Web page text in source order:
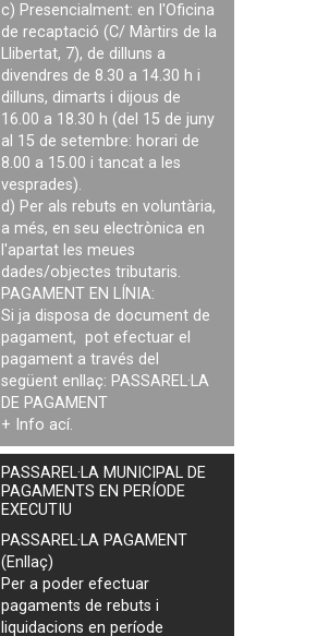
c) Presencialment: en l'Oficina
de recaptació (C/ Màrtirs de la
Llibertat, 7), de dilluns a
divendres de 8.30 a 14.30 h i
dilluns, dimarts i dijous de
16.00 a 18.30 h (del 15 de juny
al 15 de setembre: horari de
8.00 a 15.00 i tancat a les
vesprades).
d) Per als rebuts en voluntària,
a més, en seu electrònica en
l'apartat les meues
dades/objectes tributaris.
PAGAMENT EN LÍNIA:
Si ja disposa de document de
pagament, pot efectuar el
pagament a través del
següent enllaç: PASSAREL·LA
DE PAGAMENT
+ Info ací.
PASSAREL·LA MUNICIPAL DE
PAGAMENTS EN PERÍODE
EXECUTIU
PASSAREL·LA PAGAMENT
(Enllaç)
Per a poder efectuar
pagaments derebuts i
liquidacions en període